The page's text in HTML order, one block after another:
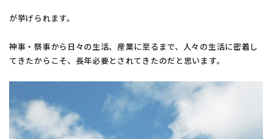
が挙げられます。
神事・祭事から日々の生活、産業に至るまで、人々の生活に密着し
てきたからこそ、長年必要とされてきたのだと思います。